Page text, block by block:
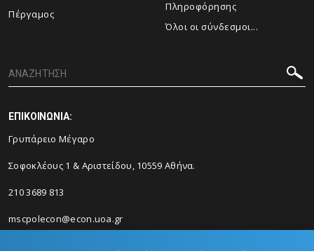
Πέργαμος
Πληροφόρησης
Όλοι οι σύνδεσμοι...
ΕΠΙΚΟΙΝΩΝΙΑ:
Γρυπάρειο Μέγαρο
Σοφοκλέους 1 & Αριστείδου, 10559 Αθήνα.
210 3689 813
mscpolecon@econ.uoa.gr